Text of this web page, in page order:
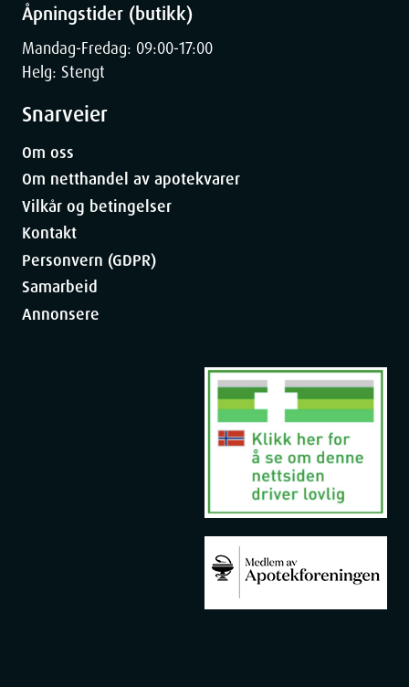
Åpningstider (butikk)
Mandag-Fredag: 09:00-17:00
Helg: Stengt
Snarveier
Om oss
Om netthandel av apotekvarer
Vilkår og betingelser
Kontakt
Personvern (GDPR)
Samarbeid
Annonsere